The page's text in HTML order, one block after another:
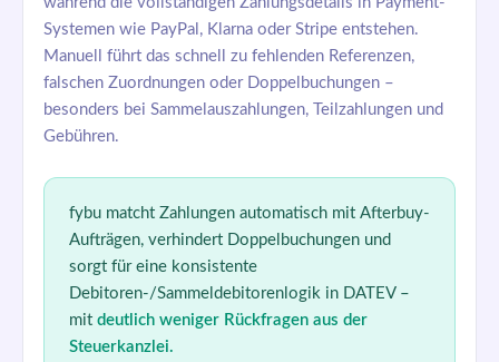
Systemen wie PayPal, Klarna oder Stripe entstehen.
Manuell führt das schnell zu fehlenden Referenzen,
falschen Zuordnungen oder Doppelbuchungen –
besonders bei Sammelauszahlungen, Teilzahlungen und
Gebühren.
fybu matcht Zahlungen automatisch mit Afterbuy-
Aufträgen, verhindert Doppelbuchungen und
sorgt für eine konsistente
Debitoren-/Sammeldebitorenlogik in DATEV –
mit deutlich weniger Rückfragen aus der
Steuerkanzlei.